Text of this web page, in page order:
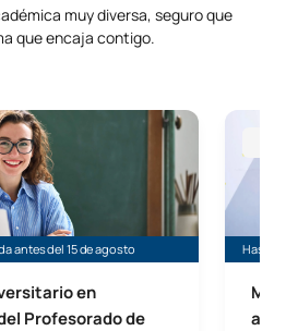
muy diversa, seguro que
que encaja contigo.
antes del 15 de agosto
en
Profesorado de
en Profesorado de
Hasta
a la
Master